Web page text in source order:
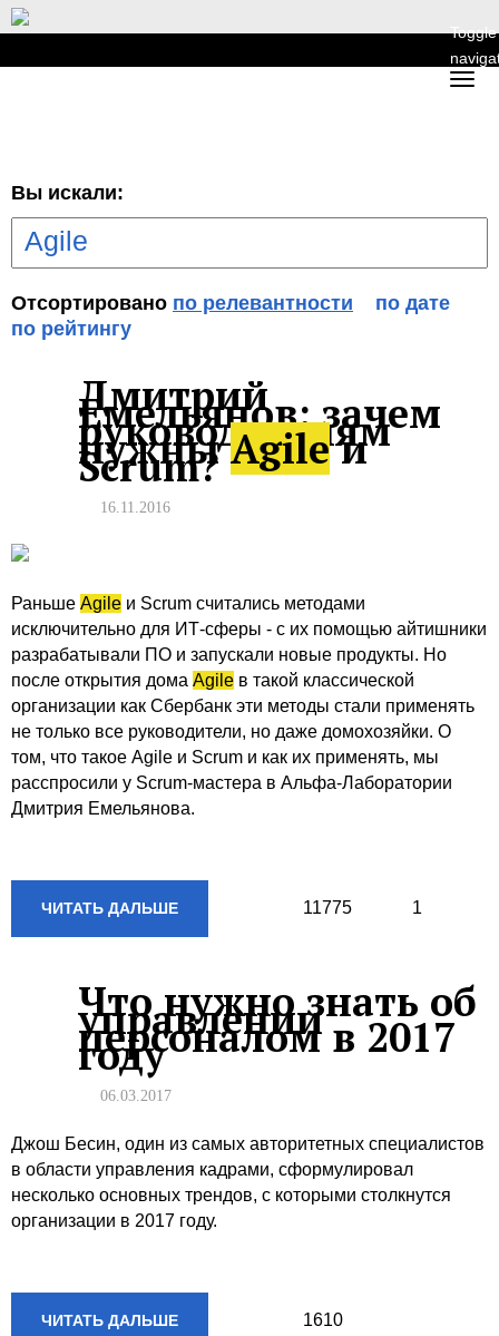
Toggle
Вы искали:
Отсортировано по релевантности
по дате
по рейтингу
Дмитрий
Емельянов: зачем
руководителям
нужныAgileи
Scrum?
16.11.2016
Раньше Agile и Scrum считались методами
исключительно для ИТ-сферы - с их помощью айтишники
разрабатывали ПО и запускали новые продукты. Но
после открытия дома Agile в такой классической
организации как Сбербанк эти методы стали применять
не только все руководители, но даже домохозяйки. О
том, что такое Аgile и Scrum и как их применять, мы
расспросили у Scrum-мастера в Альфа-Лаборатории
Дмитрия Емельянова.
ЧИТАТЬ ДАЛЬШЕ 11775 1
Что нужно знать об
управлении
персоналом в 2017
году
06.03.2017
Джош Бесин, один из самых авторитетных специалистов
в области управления кадрами, сформулировал
несколько основных трендов, с которыми столкнутся
организации в 2017 году.
ЧИТАТЬ ДАЛЬШЕ 1610